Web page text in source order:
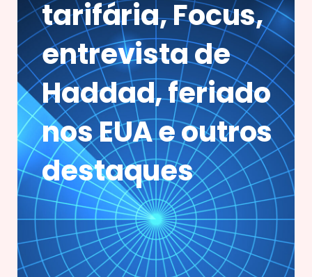
tarifária, Focus,
entrevista de
Haddad, feriado
nos EUA e outros
destaques